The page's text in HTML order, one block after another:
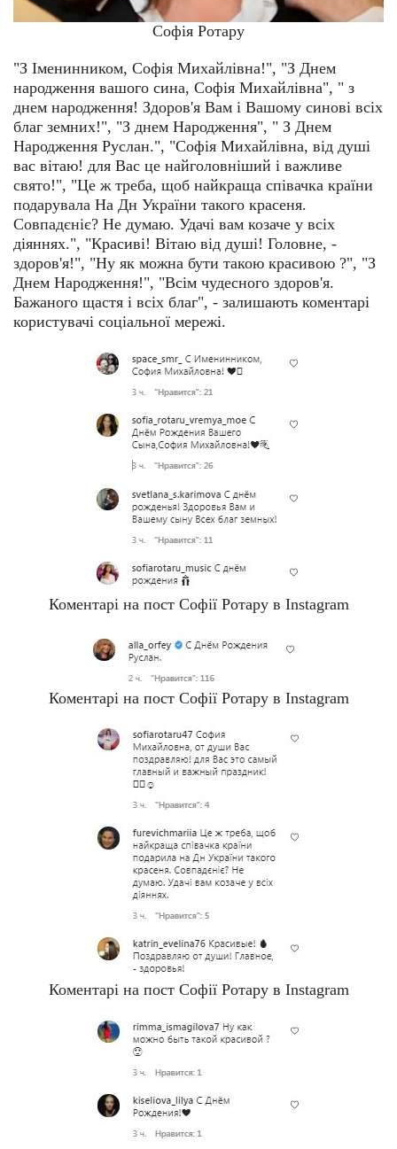
Софія Ротару
"З Іменинником, Софія Михайлівна!", "З Днем
народження вашого сина, Софія Михайлівна", " з
днем народження! Здоров'я Вам і Вашому синові всіх
благ земних!", "З днем Народження", " З Днем
Народження Руслан.", "Софія Михайлівна, від душі
вас вітаю! для Вас це найголовніший і важливе
свято!", "Це ж треба, щоб найкраща співачка країни
подарувала На Дн України такого красеня.
Совпадєніє? Не думаю. Удачі вам козаче у всіх
діяннях.", "Красиві! Вітаю від душі! Головне, -
здоров'я!", "Ну як можна бути такою красивою ?", "З
Днем Народження!", "Всім чудесного здоров'я.
Бажаного щастя і всіх благ", - залишають коментарі
користувачі соціальної мережі.
Коментарі на пост Софії Ротару в Instagram
Коментарі на пост Софії Ротару в Instagram
Коментарі на пост Софії Ротару в Instagram